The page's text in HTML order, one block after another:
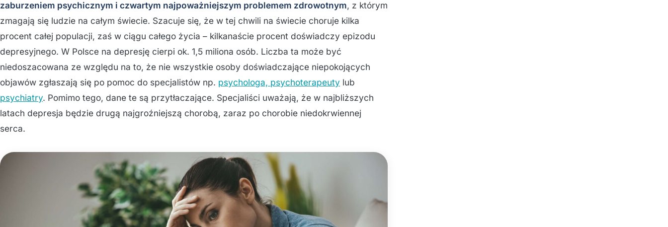
zaburzeniem psychicznym i czwartym najpoważniejszym problemem zdrowotnym, z którym
zmagają się ludzie na całym świecie. Szacuje się, że w tej chwili na świecie choruje kilka
procent całej populacji, zaś w ciągu całego życia – kilkanaście procent doświadczy epizodu
depresyjnego. W Polsce na depresję cierpi ok. 1,5 miliona osób. Liczba ta może być
niedoszacowana ze względu na to, że nie wszystkie osoby doświadczające niepokojących
objawów zgłaszają się po pomoc do specjalistów np. psychologa, psychoterapeuty lub
psychiatry. Pomimo tego, dane te są przytłaczające. Specjaliści uważają, że w najbliższych
latach depresja będzie drugą najgroźniejszą chorobą, zaraz po chorobie niedokrwiennej
serca.